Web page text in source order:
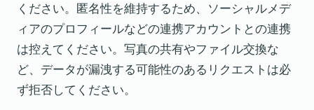
ください。匿名性を維持するため、ソーシャルメデ
ィアのプロフィールなどの連携アカウントとの連携
は控えてください。写真の共有やファイル交換な
ど、データが漏洩する可能性のあるリクエストは必
ず拒否してください。